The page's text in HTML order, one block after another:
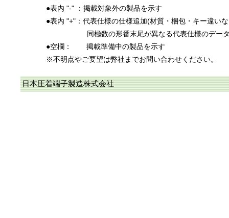
●表内 "-" ：掲載対象外の製品を示す
●表内 "+"：代表仕様の仕様追加(材質・梱包・キー違い
同極数の形番末尾が異なる代表仕様のデー
●空欄：
掲載準備中の製品を示す
※不明点やご要望は弊社までお問い合わせください。
日本圧着端子製造株式会社